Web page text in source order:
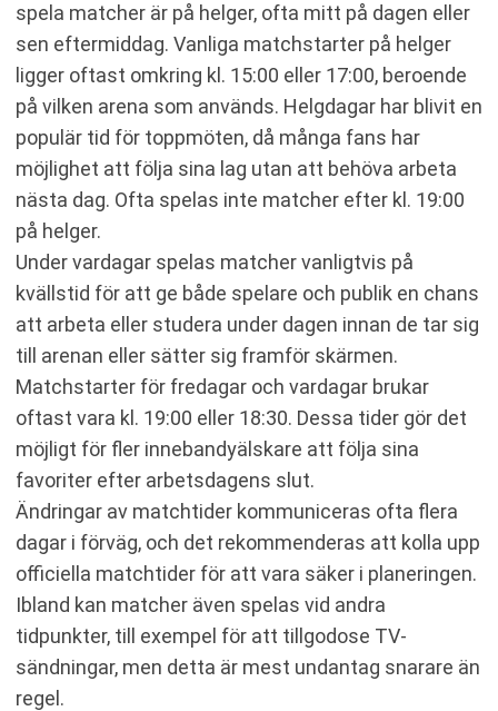
spela matcher är på helger, ofta mitt på dagen eller
sen eftermiddag. Vanliga matchstarter på helger
ligger oftast omkring kl. 15:00 eller 17:00, beroende
på vilken arena som används. Helgdagar har blivit en
populär tid för toppmöten, då många fans har
möjlighet att följa sina lag utan att behöva arbeta
nästa dag. Ofta spelas inte matcher efter kl. 19:00
på helger.
Under vardagar spelas matcher vanligtvis på
kvällstid för att ge både spelare och publik en chans
att arbeta eller studera under dagen innan de tar sig
till arenan eller sätter sig framför skärmen.
Matchstarter för fredagar och vardagar brukar
oftast vara kl. 19:00 eller 18:30. Dessa tider gör det
möjligt för fler innebandyälskare att följa sina
favoriter efter arbetsdagens slut.
Ändringar av matchtider kommuniceras ofta flera
dagar i förväg, och det rekommenderas att kolla upp
officiella matchtider för att vara säker i planeringen.
Ibland kan matcher även spelas vid andra
tidpunkter, till exempel för att tillgodose TV-
sändningar, men detta är mest undantag snarare än
regel.